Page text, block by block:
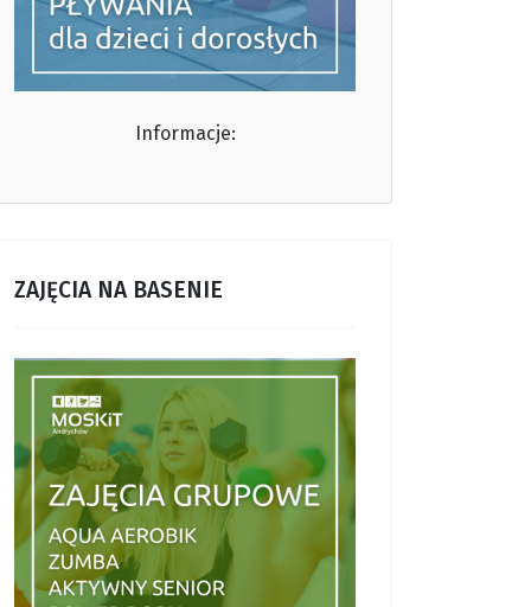
Informacje:
ZAJĘCIA NA BASENIE